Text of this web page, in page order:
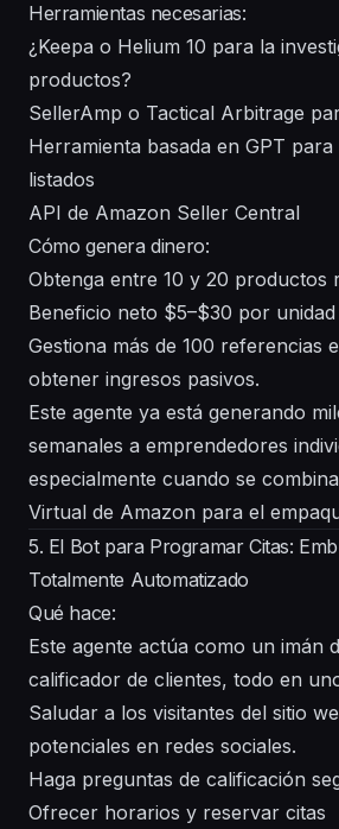
Herramientas necesarias:
¿Keepa o Helium 10 para la
productos?
SellerAmp o Tactical Arbitrage
Herramienta basada en GPT
listados
API de Amazon Seller Central
Cómo genera dinero:
Obtenga entre 10 y 20 productos
Beneficio neto $5–$30 por unidad
Gestiona más de 100 referencias
obtener ingresos pasivos.
Este agente ya está generando
semanales a emprendedores
especialmente cuando se
Virtual de Amazon para el
5. El Bot para Programar Citas:
Totalmente Automatizado
Qué hace:
Este agente actúa como un imán
calificador de clientes, todo en
Saludar a los visitantes del sitio
potenciales en redes sociales.
Haga preguntas de calificación
Ofrecer horarios y reservar citas